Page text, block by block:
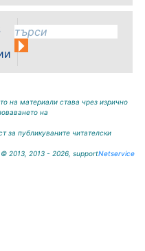
в
на материали става чрез изрично
на
за публикуваните читателски
© 2013, 2013 - 2026, supportNetservice